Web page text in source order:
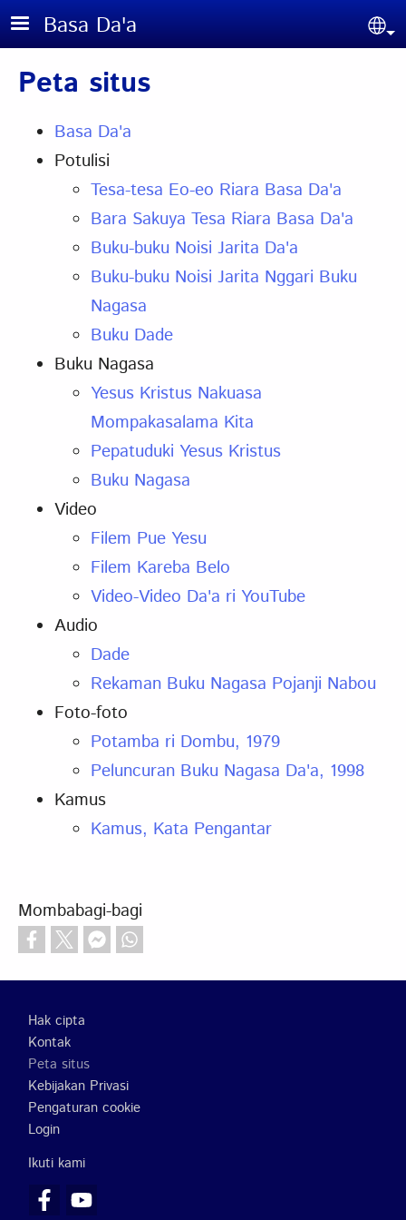
Skip to main content
Basa Da'a
Peta situs
Basa Da'a
Potulisi
Tesa-tesa Eo-eo Riara Basa Da'a
Bara Sakuya Tesa Riara Basa Da'a
Buku-buku Noisi Jarita Da'a
Buku-buku Noisi Jarita Nggari Buku
Nagasa
Buku Dade
Buku Nagasa
Yesus Kristus Nakuasa
Mompakasalama Kita
Pepatuduki Yesus Kristus
Buku Nagasa
Video
Filem Pue Yesu
Filem Kareba Belo
Video-Video Da'a ri YouTube
Audio
Dade
Rekaman Buku Nagasa Pojanji Nabou
Foto-foto
Potamba ri Dombu, 1979
Peluncuran Buku Nagasa Da'a, 1998
Kamus
Kamus, Kata Pengantar
Mombabagi-bagi
Footer
Hak cipta
Kontak
Peta situs
Kebijakan Privasi
Pengaturan cookie
Login
Ikuti kami